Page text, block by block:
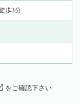
歩3分
をご確認下さい